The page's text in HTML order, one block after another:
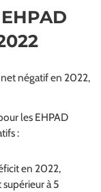
négatif en 2022,
les EHPAD
:
en 2022,
à 5